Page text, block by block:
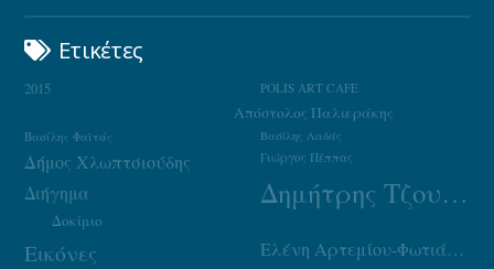
Ετικέτες
2015 POLIS ART CAFE
Απόστολος Παλιεράκης
Βασίλης Λαδάς
Βασίλης Φαϊτάς
Γιώργος Πέππας
Δήμος Χλωπτσιούδης
Δημήτρης Τζουμάκας
Διήγημα
Δοκίμιο
Εικόνες Ελένη Αρτεμίου-Φωτιάδου